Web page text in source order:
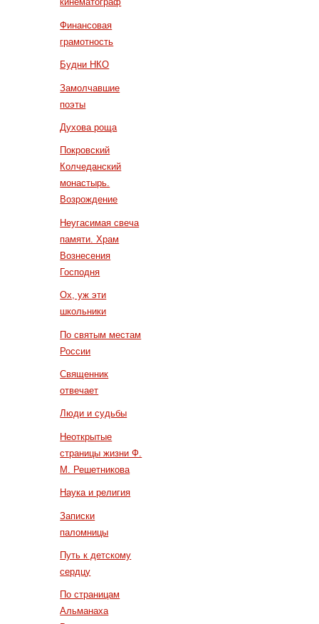
Финансовая
грамотность
Будни НКО
Замолчавшие
поэты
Духова роща
Покровский
Колчеданский
монастырь.
Возрождение
Неугасимая свеча
памяти. Храм
Вознесения
Господня
Ох, уж эти
школьники
По святым местам
России
Священник
отвечает
Люди и судьбы
Неоткрытые
страницы жизни Ф.
М. Решетникова
Наука и религия
Записки
паломницы
Путь к детскому
сердцу
По страницам
Альманаха